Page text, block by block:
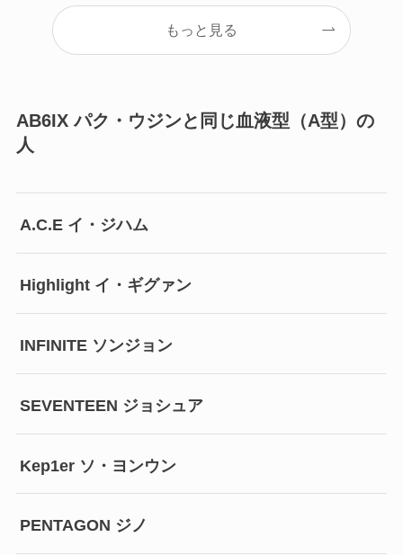
もっと見る
AB6IX パク・ウジンと同じ血液型（A型）の
人
A.C.E イ・ジハム
Highlight イ・ギグァン
INFINITE ソンジョン
SEVENTEEN ジョシュア
Kep1er ソ・ヨンウン
PENTAGON ジノ